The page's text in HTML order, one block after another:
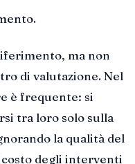
ma non
di valutazione. Nel
è frequente: si
tra loro solo sulla
la qualità del
degli interventi